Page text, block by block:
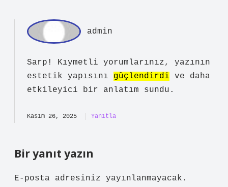
Sarp! Kıymetli yorumlarınız, yazının
estetik yapısını güçlendirdi ve daha
etkileyici bir anlatım sundu.
Kasım 26, 2025 Yanıtla
Bir yanıt yazın
E-posta adresiniz yayınlanmayacak.